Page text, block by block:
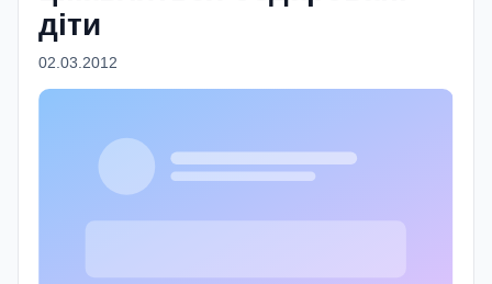
дiти
02.03.2012